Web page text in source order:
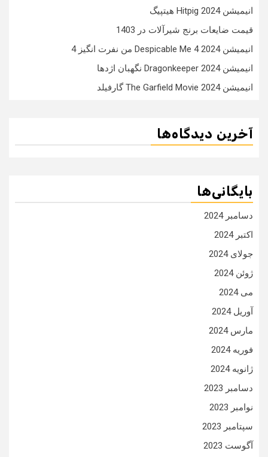
انیمیشن Hitpig 2024 هیتپیگ
قیمت ضایعات برنج شیرآلات در 1403
انیمیشن Despicable Me 4 2024 من نفرت انگیز 4
انیمیشن Dragonkeeper 2024 نگهبان اژدها
انیمیشن The Garfield Movie 2024 گارفیلد
آخرین دیدگاه‌ها
بایگانی‌ها
دسامبر 2024
اکتبر 2024
جولای 2024
ژوئن 2024
می 2024
آوریل 2024
مارس 2024
فوریه 2024
ژانویه 2024
دسامبر 2023
نوامبر 2023
سپتامبر 2023
آگوست 2023